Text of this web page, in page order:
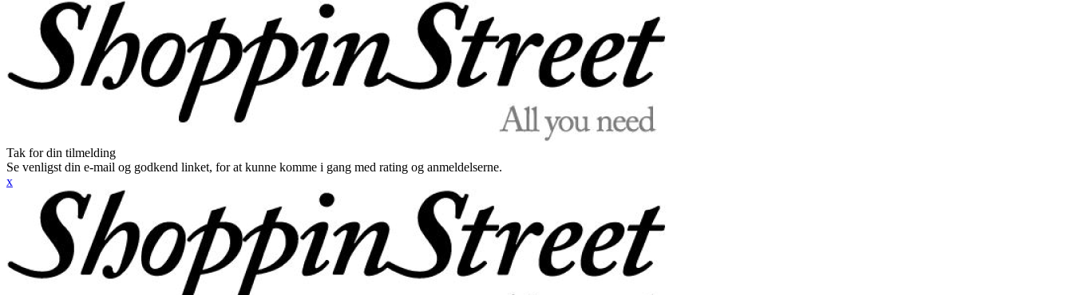
Tak for din tilmelding
Se venligst din e-mail og godkend linket, for at kunne komme i gang med rating og anmeldelserne.
x